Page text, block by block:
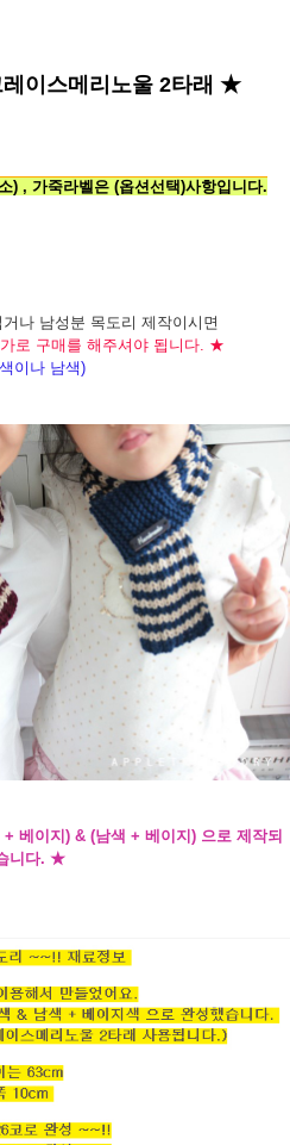
레이스메리노울 2타래 ★
) , 가죽라벨은 (옵션선택)사항입니다.
나 남성분 목도리 제작이시면
로 구매를 해주셔야 됩니다. ★
이나 남색)
베이지) & (남색 + 베이지) 으로 제작되
니다. ★